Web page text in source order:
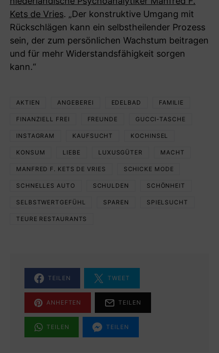
Kets de Vries. „Der konstruktive Umgang mit
Rückschlägen kann ein selbstheilender Prozess
sein, der zum persönlichen Wachstum beitragen
und für mehr Widerstandsfähigkeit sorgen
kann.“
AKTIEN ANGEBEREI EDELBAD FAMILIE
FINANZIELL FREI FREUNDE GUCCI-TASCHE
INSTAGRAM KAUFSUCHT KOCHINSEL
KONSUM LIEBE LUXUSGÜTER MACHT
MANFRED F. KETS DE VRIES SCHICKE MODE
SCHNELLES AUTO SCHULDEN SCHÖNHEIT
SELBSTWERTGEFÜHL SPAREN SPIELSUCHT
TEURE RESTAURANTS
TEILEN TWEET
ANHEFTEN TEILEN
TEILEN TEILEN